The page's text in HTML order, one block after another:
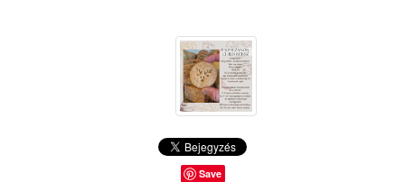
Save